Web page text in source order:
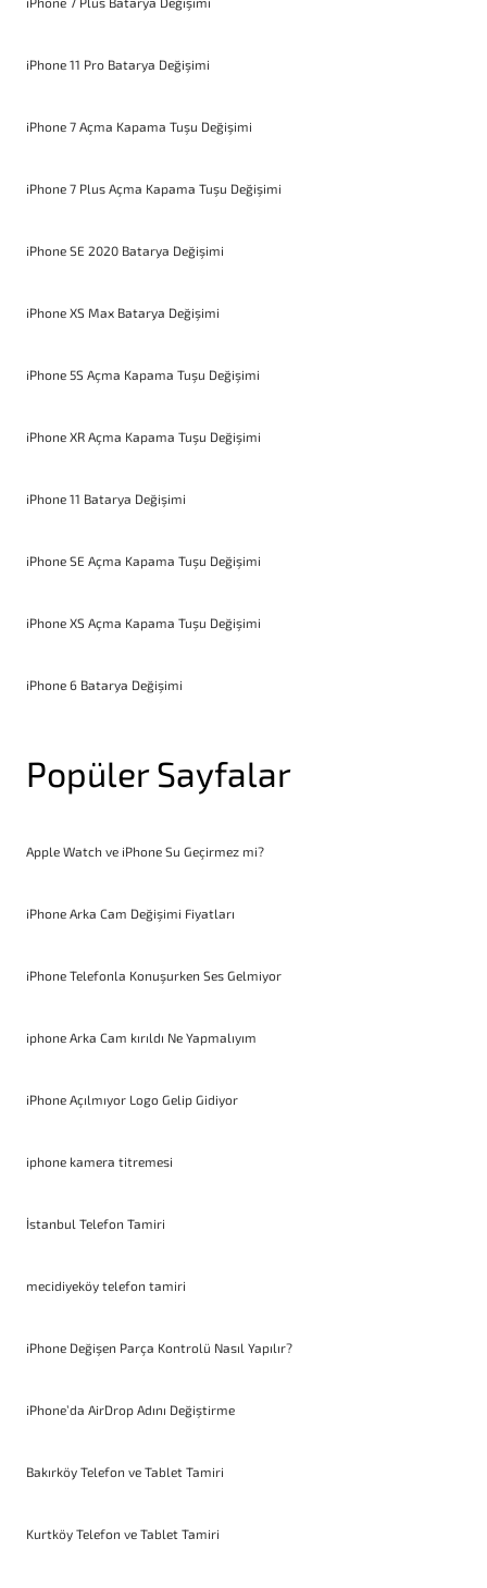
iPhone 11 Pro Batarya Değişimi
iPhone 7 Açma Kapama Tuşu Değişimi
iPhone 7 Plus Açma Kapama Tuşu Değişimi
iPhone SE 2020 Batarya Değişimi
iPhone XS Max Batarya Değişimi
iPhone 5S Açma Kapama Tuşu Değişimi
iPhone XR Açma Kapama Tuşu Değişimi
iPhone 11 Batarya Değişimi
iPhone SE Açma Kapama Tuşu Değişimi
iPhone XS Açma Kapama Tuşu Değişimi
iPhone 6 Batarya Değişimi
Popüler Sayfalar
Apple Watch ve iPhone Su Geçirmez mi?
iPhone Arka Cam Değişimi Fiyatları
iPhone Telefonla Konuşurken Ses Gelmiyor
iphone Arka Cam kırıldı Ne Yapmalıyım
iPhone Açılmıyor Logo Gelip Gidiyor
iphone kamera titremesi
İstanbul Telefon Tamiri
mecidiyeköy telefon tamiri
iPhone Değişen Parça Kontrolü Nasıl Yapılır?
iPhone’da AirDrop Adını Değiştirme
Bakırköy Telefon ve Tablet Tamiri
Kurtköy Telefon ve Tablet Tamiri